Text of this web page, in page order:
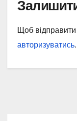
Щоб
авторизуватись.